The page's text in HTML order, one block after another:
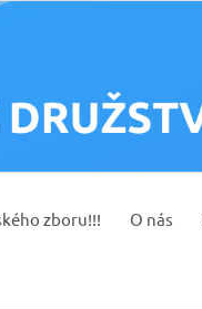
zboru!!! O nás